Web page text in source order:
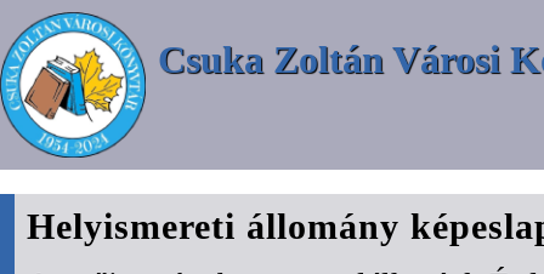
Csuka Zoltán Városi
Helyismereti állomány